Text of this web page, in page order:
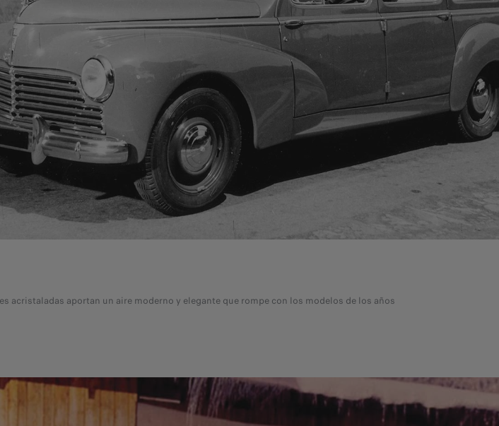
aportan un aire moderno y elegante que rompe con los modelos de los años